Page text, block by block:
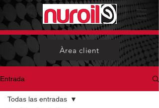
Àrea client
Entrada
Todas las entradas